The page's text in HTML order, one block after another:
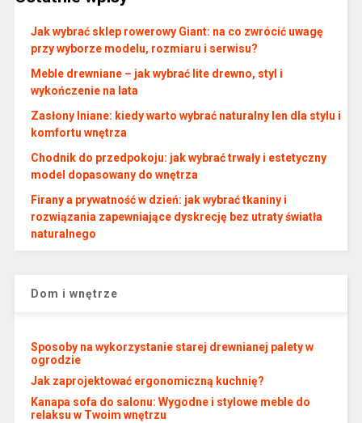
Jak wybrać sklep rowerowy Giant: na co zwrócić uwagę
przy wyborze modelu, rozmiaru i serwisu?
Meble drewniane – jak wybrać lite drewno, styl i
wykończenie na lata
Zasłony lniane: kiedy warto wybrać naturalny len dla stylu i
komfortu wnętrza
Chodnik do przedpokoju: jak wybrać trwały i estetyczny
model dopasowany do wnętrza
Firany a prywatność w dzień: jak wybrać tkaniny i
rozwiązania zapewniające dyskrecję bez utraty światła
naturalnego
Dom i wnętrze
Sposoby na wykorzystanie starej drewnianej palety w
ogrodzie
Jak zaprojektować ergonomiczną kuchnię?
Kanapa sofa do salonu: Wygodne i stylowe meble do
relaksu w Twoim wnętrzu